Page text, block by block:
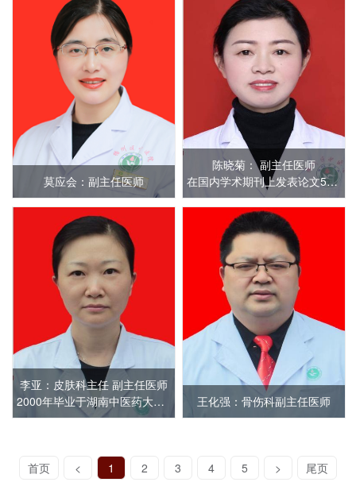
莫应会：副主任医师
陈晓菊： 副主任医师
​在国内学术期刊上发表论文5余篇。临床特长：对妇科各种常见病积累了丰富的临床经验
李亚：皮肤科主任 副主任医师
2000年毕业于湖南中医药大学。全国皮肤性病美容学会会员，中华医学会皮肤分会会员。
王化强：骨伤科副主任医师
首页 < 1 2 3 4 5 >
尾页